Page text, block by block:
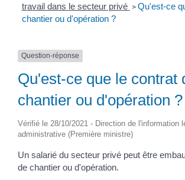
travail dans le secteur privé > Qu'est-ce
chantier ou d'opération ?
Question-réponse
Qu'est-ce que le contrat
chantier ou d'opération ?
Vérifié le 28/10/2021 - Direction de l'information
administrative (Première ministre)
Un salarié du secteur privé peut être
de chantier ou d'opération.